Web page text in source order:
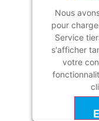
Nous
pour
Service
s'afficher
votre